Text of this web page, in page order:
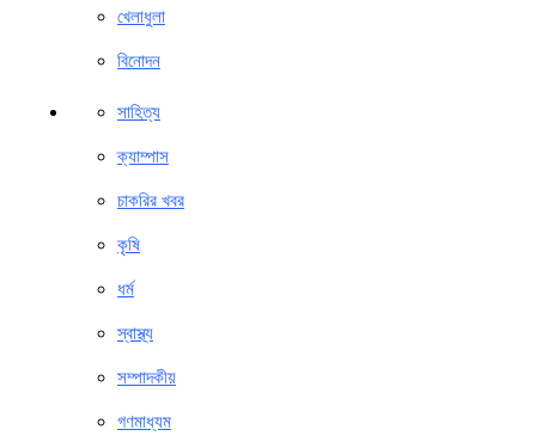
খেলাধুলা
বিনোদন
সাহিত্য
ক্যাম্পাস
চাকরির খবর
কৃষি
ধর্ম
স্বাস্থ্য
সম্পাদকীয়
গণমাধ্যম